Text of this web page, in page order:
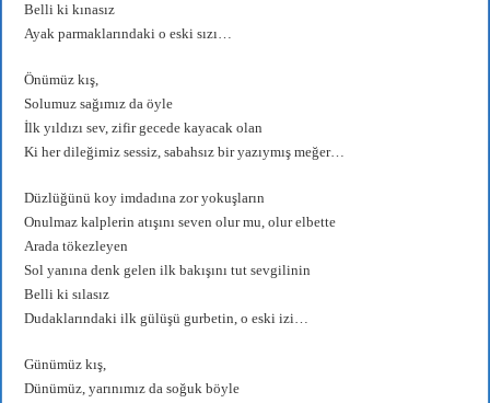
Belli ki kınasız
Ayak parmaklarındaki o eski sızı…
Önümüz kış,
Solumuz sağımız da öyle
İlk yıldızı sev, zifir gecede kayacak olan
Ki her dileğimiz sessiz, sabahsız bir yazıymış meğer…
Düzlüğünü koy imdadına zor yokuşların
Onulmaz kalplerin atışını seven olur mu, olur elbette
Arada tökezleyen
Sol yanına denk gelen ilk bakışını tut sevgilinin
Belli ki sılasız
Dudaklarındaki ilk gülüşü gurbetin, o eski izi…
Günümüz kış,
Dünümüz, yarınımız da soğuk böyle